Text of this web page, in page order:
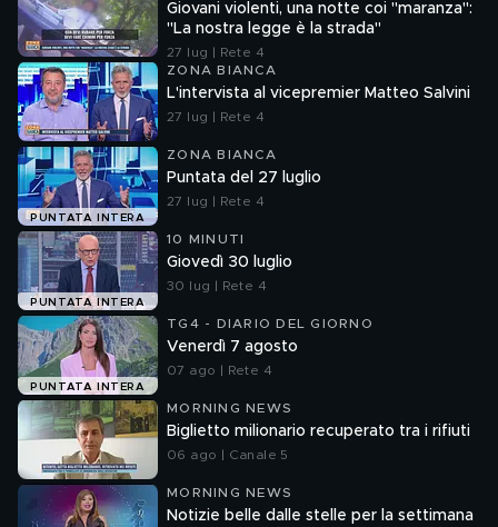
Giovani violenti, una notte coi "maranza":
"La nostra legge è la strada"
27 lug | Rete 4
ZONA BIANCA
L'intervista al vicepremier Matteo Salvini
27 lug | Rete 4
PUNTATA INTERA
ZONA BIANCA
Puntata del 27 luglio
27 lug | Rete 4
PUNTATA INTERA
10 MINUTI
Giovedì 30 luglio
30 lug | Rete 4
PUNTATA INTERA
TG4 - DIARIO DEL GIORNO
Venerdì 7 agosto
07 ago | Rete 4
MORNING NEWS
Biglietto milionario recuperato tra i rifiuti
06 ago | Canale 5
MORNING NEWS
Notizie belle dalle stelle per la settimana